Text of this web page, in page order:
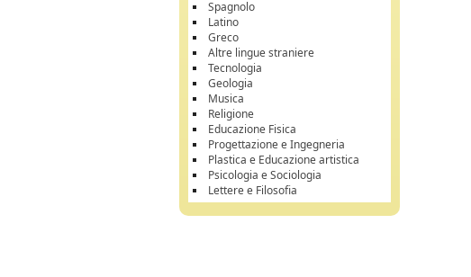
Spagnolo
Latino
Greco
Altre lingue straniere
Tecnologia
Geologia
Musica
Religione
Educazione Fisica
Progettazione e Ingegneria
Plastica e Educazione artistica
Psicologia e Sociologia
Lettere e Filosofia